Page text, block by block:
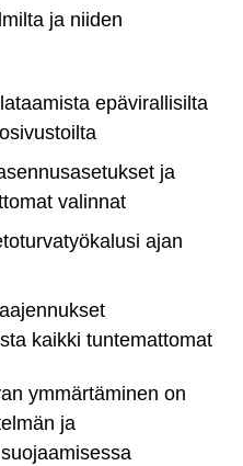
ja niiden
epävirallisilta
ja
valinnat
ajan
kaikki tuntemattomat
ymmärtäminen on
ja